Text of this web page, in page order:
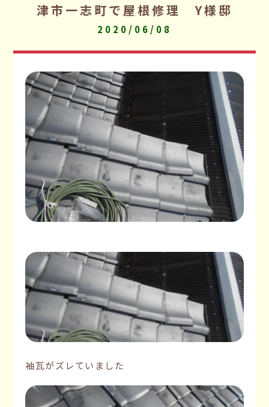
津市一志町で屋根修理 Y様邸
2020/06/08
袖瓦がズレていました